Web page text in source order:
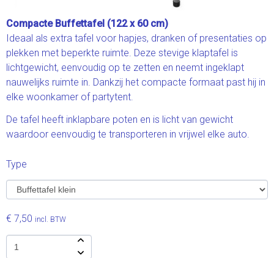
Compacte Buffettafel (122 x 60 cm)
Ideaal als extra tafel voor hapjes, dranken of presentaties op
plekken met beperkte ruimte. Deze stevige klaptafel is
lichtgewicht, eenvoudig op te zetten en neemt ingeklapt
nauwelijks ruimte in. Dankzij het compacte formaat past hij in
elke woonkamer of partytent.
De tafel heeft inklapbare poten en is licht van gewicht
waardoor eenvoudig te transporteren in vrijwel elke auto.
Type
€ 7,50 incl. BTW